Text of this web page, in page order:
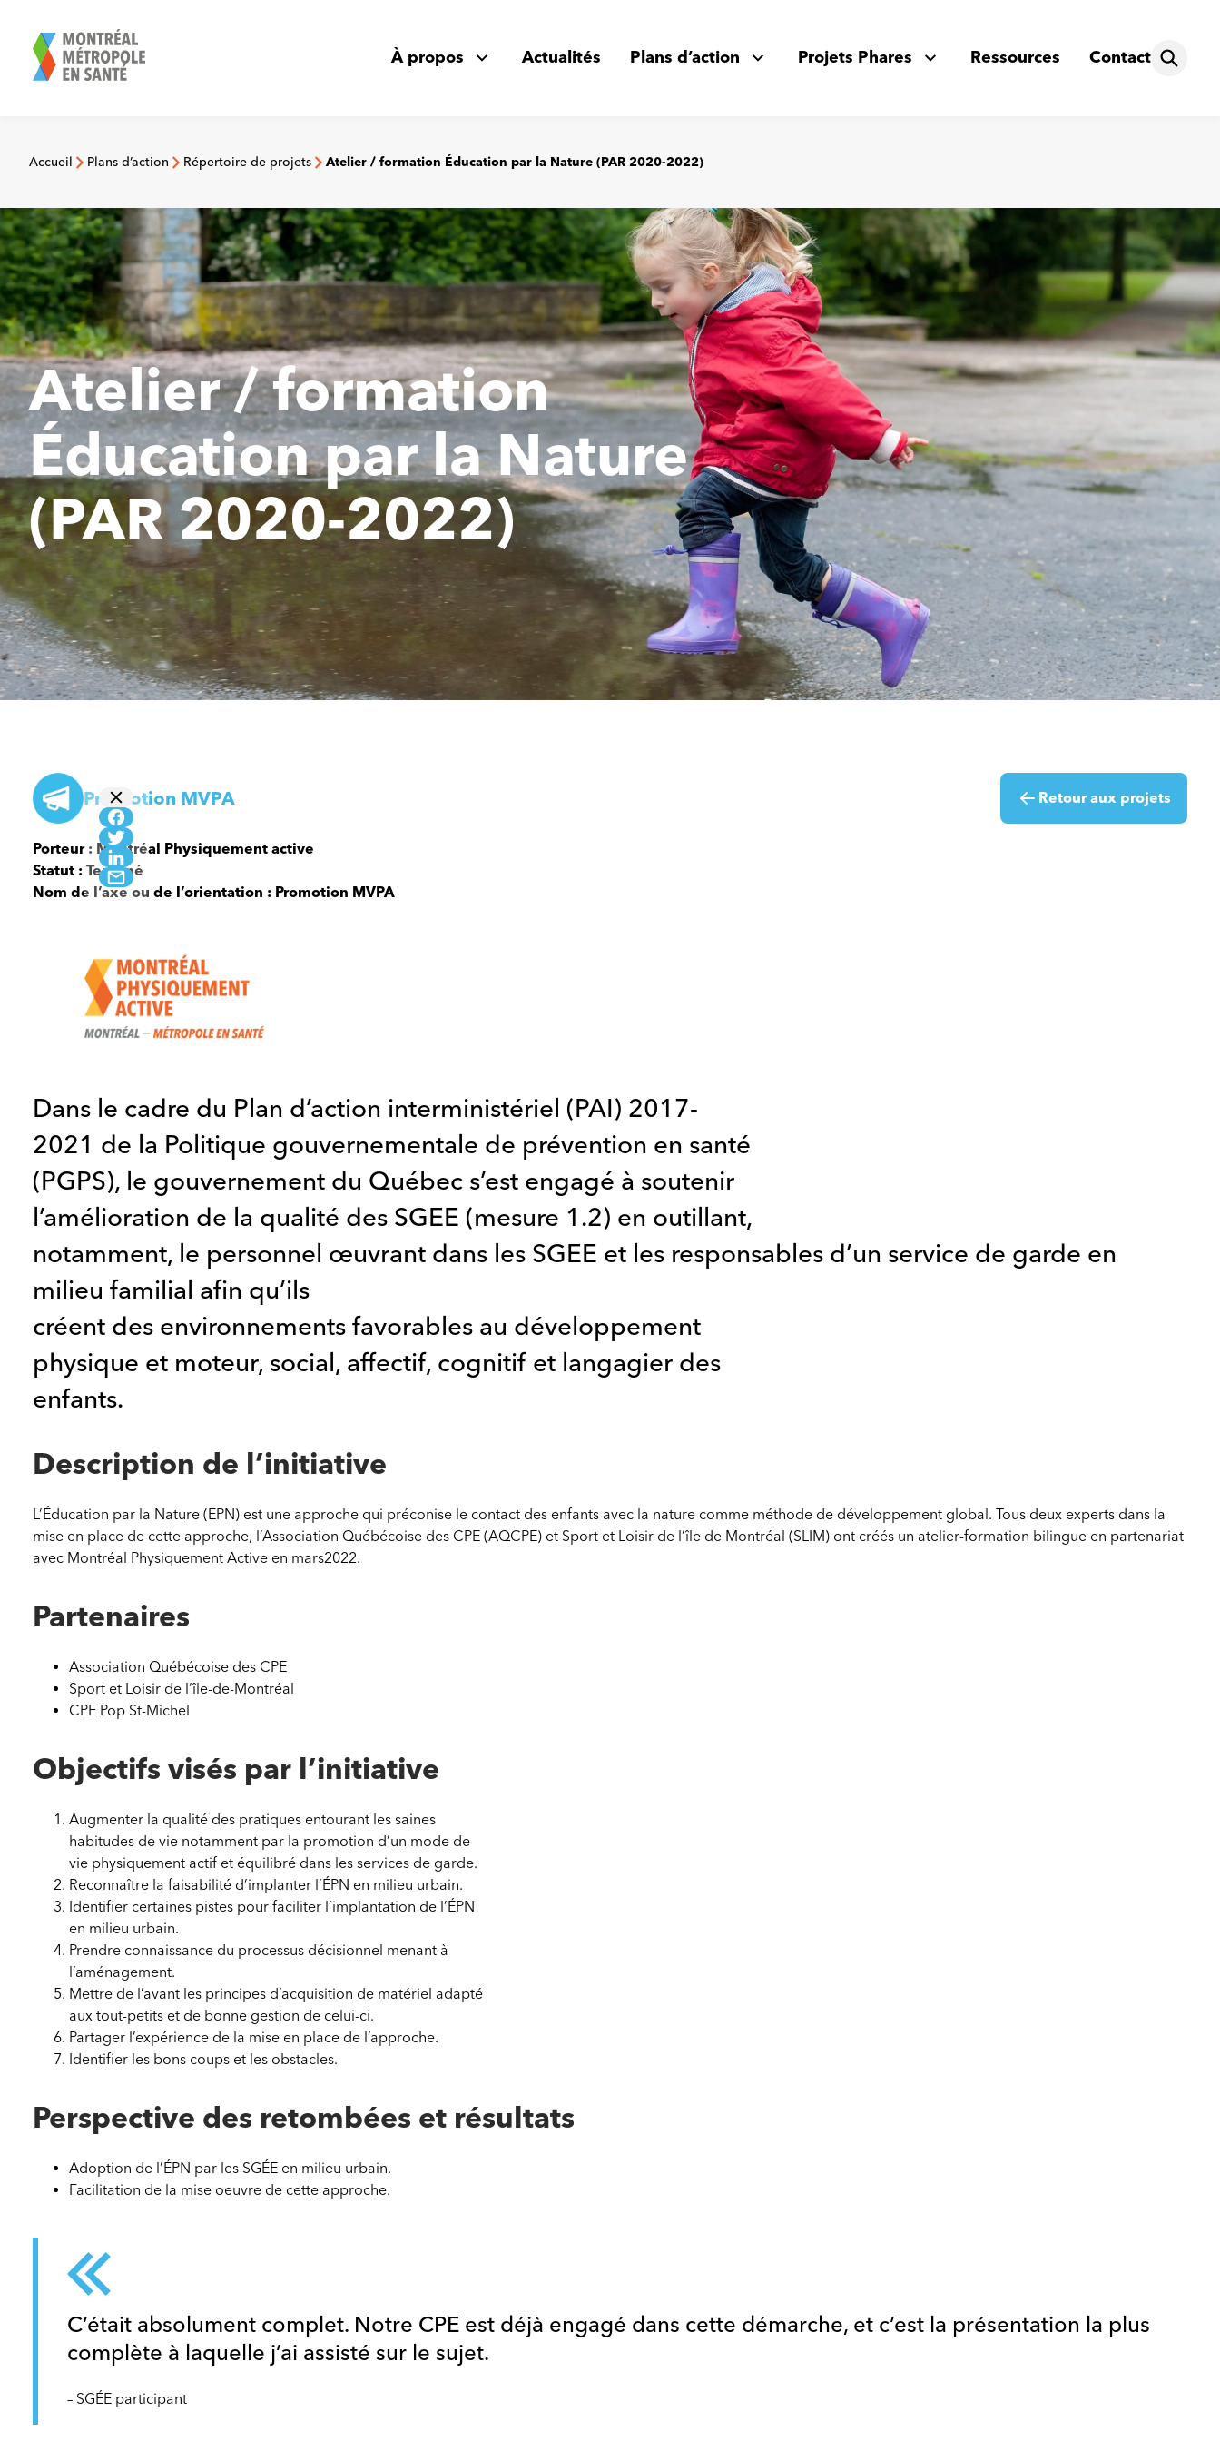
contenu
À propos Actualités Plans d’action Projets Phares Ressources Contact
Accueil Plans d’action Répertoire de projets Atelier / formation Éducation par la Nature (PAR 2020-2022)
Atelier / formation
Éducation par la Nature
(PAR 2020-2022)
Promotion MVPA Retour aux projets
Porteur : Montréal Physiquement active
Statut : Terminé
Nom de l’axe ou de l’orientation : Promotion MVPA
formation
Éducation
par
la
(PAR
2022)
Dans le cadre du Plan d’action interministériel (PAI) 2017-
2021 de la Politique gouvernementale de prévention en santé
(PGPS), le gouvernement du Québec s’est engagé à soutenir
l’amélioration de la qualité des SGEE (mesure 1.2) en outillant,
notamment, le personnel œuvrant dans les SGEE et les responsables d’un service de garde en
milieu familial afin qu’ils
créent des environnements favorables au développement
physique et moteur, social, affectif, cognitif et langagier des
enfants.
Description de l’initiative
L’Éducation par la Nature (EPN) est une approche qui préconise le contact des enfants avec la nature comme méthode de développement global. Tous deux experts dans la
mise en place de cette approche, l’Association Québécoise des CPE (AQCPE) et Sport et Loisir de l’île de Montréal (SLIM) ont créés un atelier-formation bilingue en partenariat
avec Montréal Physiquement Active en mars2022.
Partenaires
Association Québécoise des CPE
Sport et Loisir de l’île-de-Montréal
CPE Pop St-Michel
Objectifs visés par l’initiative
Augmenter la qualité des pratiques entourant les saines
habitudes de vie notamment par la promotion d’un mode de
vie physiquement actif et équilibré dans les services de garde.
Reconnaître la faisabilité d’implanter l’ÉPN en milieu urbain.
Identifier certaines pistes pour faciliter l’implantation de l’ÉPN
en milieu urbain.
Prendre connaissance du processus décisionnel menant à
l’aménagement.
Mettre de l’avant les principes d’acquisition de matériel adapté
aux tout-petits et de bonne gestion de celui-ci.
Partager l’expérience de la mise en place de l’approche.
Identifier les bons coups et les obstacles.
Perspective des retombées et résultats
Adoption de l’ÉPN par les SGÉE en milieu urbain.
Facilitation de la mise oeuvre de cette approche.
C’était absolument complet. Notre CPE est déjà engagé dans cette démarche, et c’est la présentation la plus
complète à laquelle j’ai assisté sur le sujet.
– SGÉE participant